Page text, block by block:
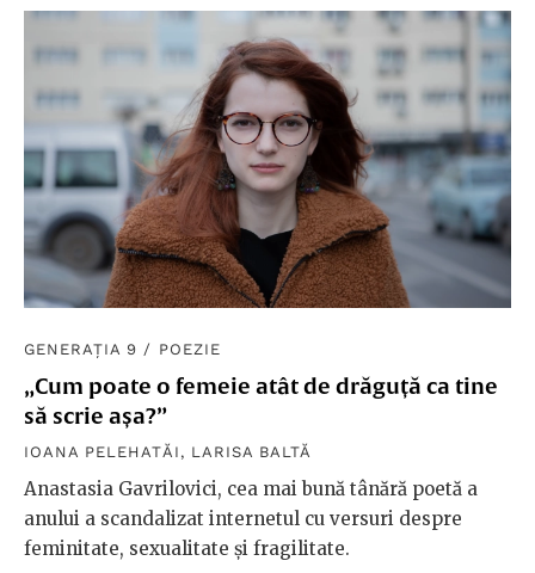
GENERAȚIA 9 / POEZIE
„Cum poate o femeie atât de drăguță ca tine
să scrie așa?”
IOANA PELEHATĂI , LARISA BALTĂ
Anastasia Gavrilovici, cea mai bună tânără poetă a
anului a scandalizat internetul cu versuri despre
feminitate, sexualitate și fragilitate.